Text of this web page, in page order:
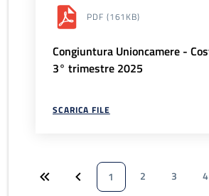
PDF (161KB)
Congiuntura Unioncamere -
3° trimestre 2025
SCARICA FILE
1 2 3 4